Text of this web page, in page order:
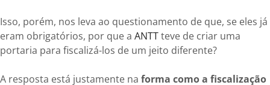
Isso, porém, nos leva ao questionamento de que, se eles já
eram obrigatórios, por que a ANTTteve de criar uma
portaria para fiscalizá-los de um jeito diferente?
A resposta está justamente na forma como a fiscalização